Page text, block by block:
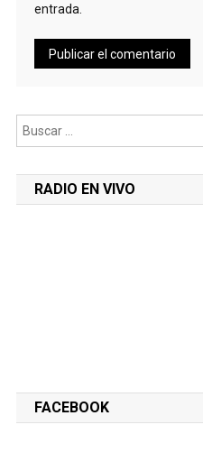
entrada.
RADIO EN VIVO
FACEBOOK